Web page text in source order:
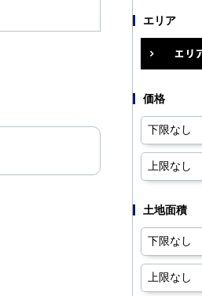
エリア
価格
土地面積